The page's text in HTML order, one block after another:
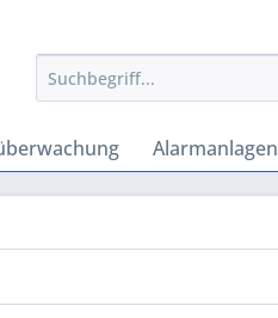
Alarmanlagen